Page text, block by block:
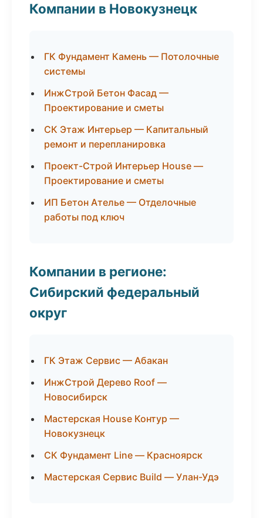
Компании в Новокузнецк
ГК Фундамент Камень — Потолочные
системы
ИнжСтрой Бетон Фасад —
Проектирование и сметы
СК Этаж Интерьер — Капитальный
ремонт и перепланировка
Проект-Строй Интерьер House —
Проектирование и сметы
ИП Бетон Ателье — Отделочные
работы под ключ
Компании в регионе:
Сибирский федеральный
округ
ГК Этаж Сервис — Абакан
ИнжСтрой Дерево Roof —
Новосибирск
Мастерская House Контур —
Новокузнецк
СК Фундамент Line — Красноярск
Мастерская Сервис Build — Улан-Удэ